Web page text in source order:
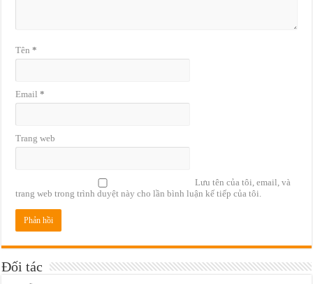
Tên*
Email*
Trang web
Lưu tên của tôi, email, và
trang web trong trình duyệt này cho lần bình luận kế tiếp của tôi.
Đối tác